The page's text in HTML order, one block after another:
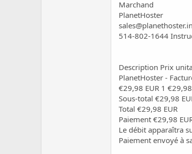
Marchand
PlanetHoster
514-802-1644
Description Prix
PlanetHoster -
€29,98 EUR 1
Sous-total €29,98
Total €29,98 EUR
Paiement €29,98
Le débit apparaîtra
Paiement envoyé à